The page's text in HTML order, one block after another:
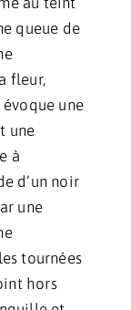
queue de
fleur,
une
une
à
d’un noir
une
tournées
hors